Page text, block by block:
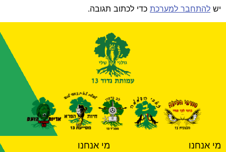
יש להתחבר למערכת כדי לכתוב תגובה.
מי אנחנו מי אנחנו